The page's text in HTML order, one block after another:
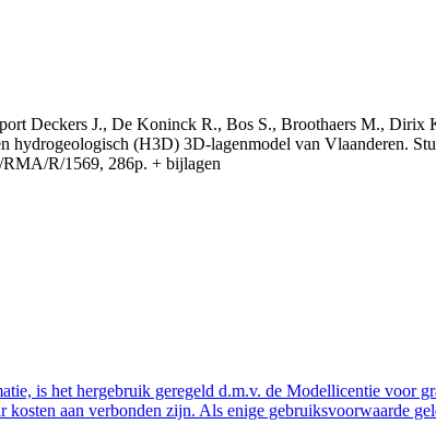
Deckers J., De Koninck R., Bos S., Broothaers M.,
(H3D) 3D-lagenmodel van Vlaanderen.
R/1569, 286p. + bijlagen
is het hergebruik geregeld d.m.v. de Modellicentie voor
aan verbonden zijn. Als enige gebruiksvoorwaarde